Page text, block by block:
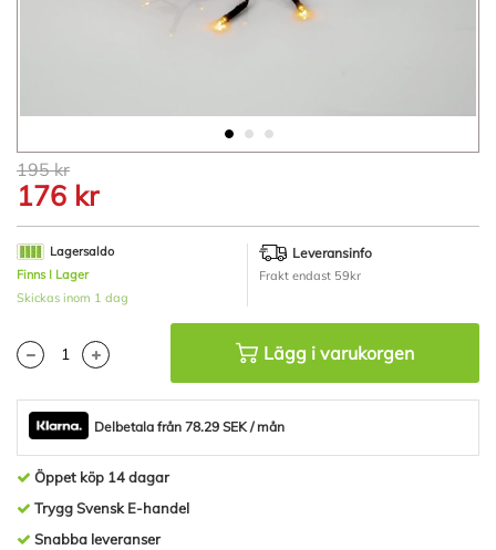
Hoppa
till
början
av
bildgalleriet
195 kr
176 kr
Lagersaldo
Finns I Lager
Skickas inom 1 dag
Leveransinfo
Frakt endast 59kr
Lägg i varukorgen
Delbetala från 78.29 SEK / mån
Öppet köp 14 dagar
Trygg Svensk E-handel
Snabba leveranser